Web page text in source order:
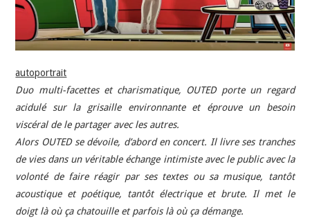
autoportrait
Duo multi-facettes et charismatique, OUTED porte un regard
acidulé sur la grisaille environnante et éprouve un besoin
viscéral de le partager avec les autres.
Alors OUTED se dévoile, d’abord en concert. Il livre ses tranches
de vies dans un véritable échange intimiste avec le public avec la
volonté de faire réagir par ses textes ou sa musique, tantôt
acoustique et poétique, tantôt électrique et brute. Il met le
doigt là où ça chatouille et parfois là où ça démange.